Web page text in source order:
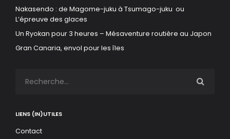
Nakasendo : de Magome-juku à Tsumago-juku ou
L’épreuve des glaces
Un Ryokan pour 3 heures – Mésaventure routière au Japon
Gran Canaria, envol pour les îles
LIENS (IN)UTILES
Contact